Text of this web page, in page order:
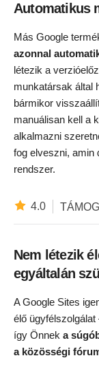
Automatikus
Más Google
azonnal
létezik a
munkatársak által
bármikor
manuálisan kell a
alkalmazni
fog elveszni, amin
rendszer.
4.0
Nem létezik
egyáltalán
A Google Sites
élő
így Önnek a
a közösségi